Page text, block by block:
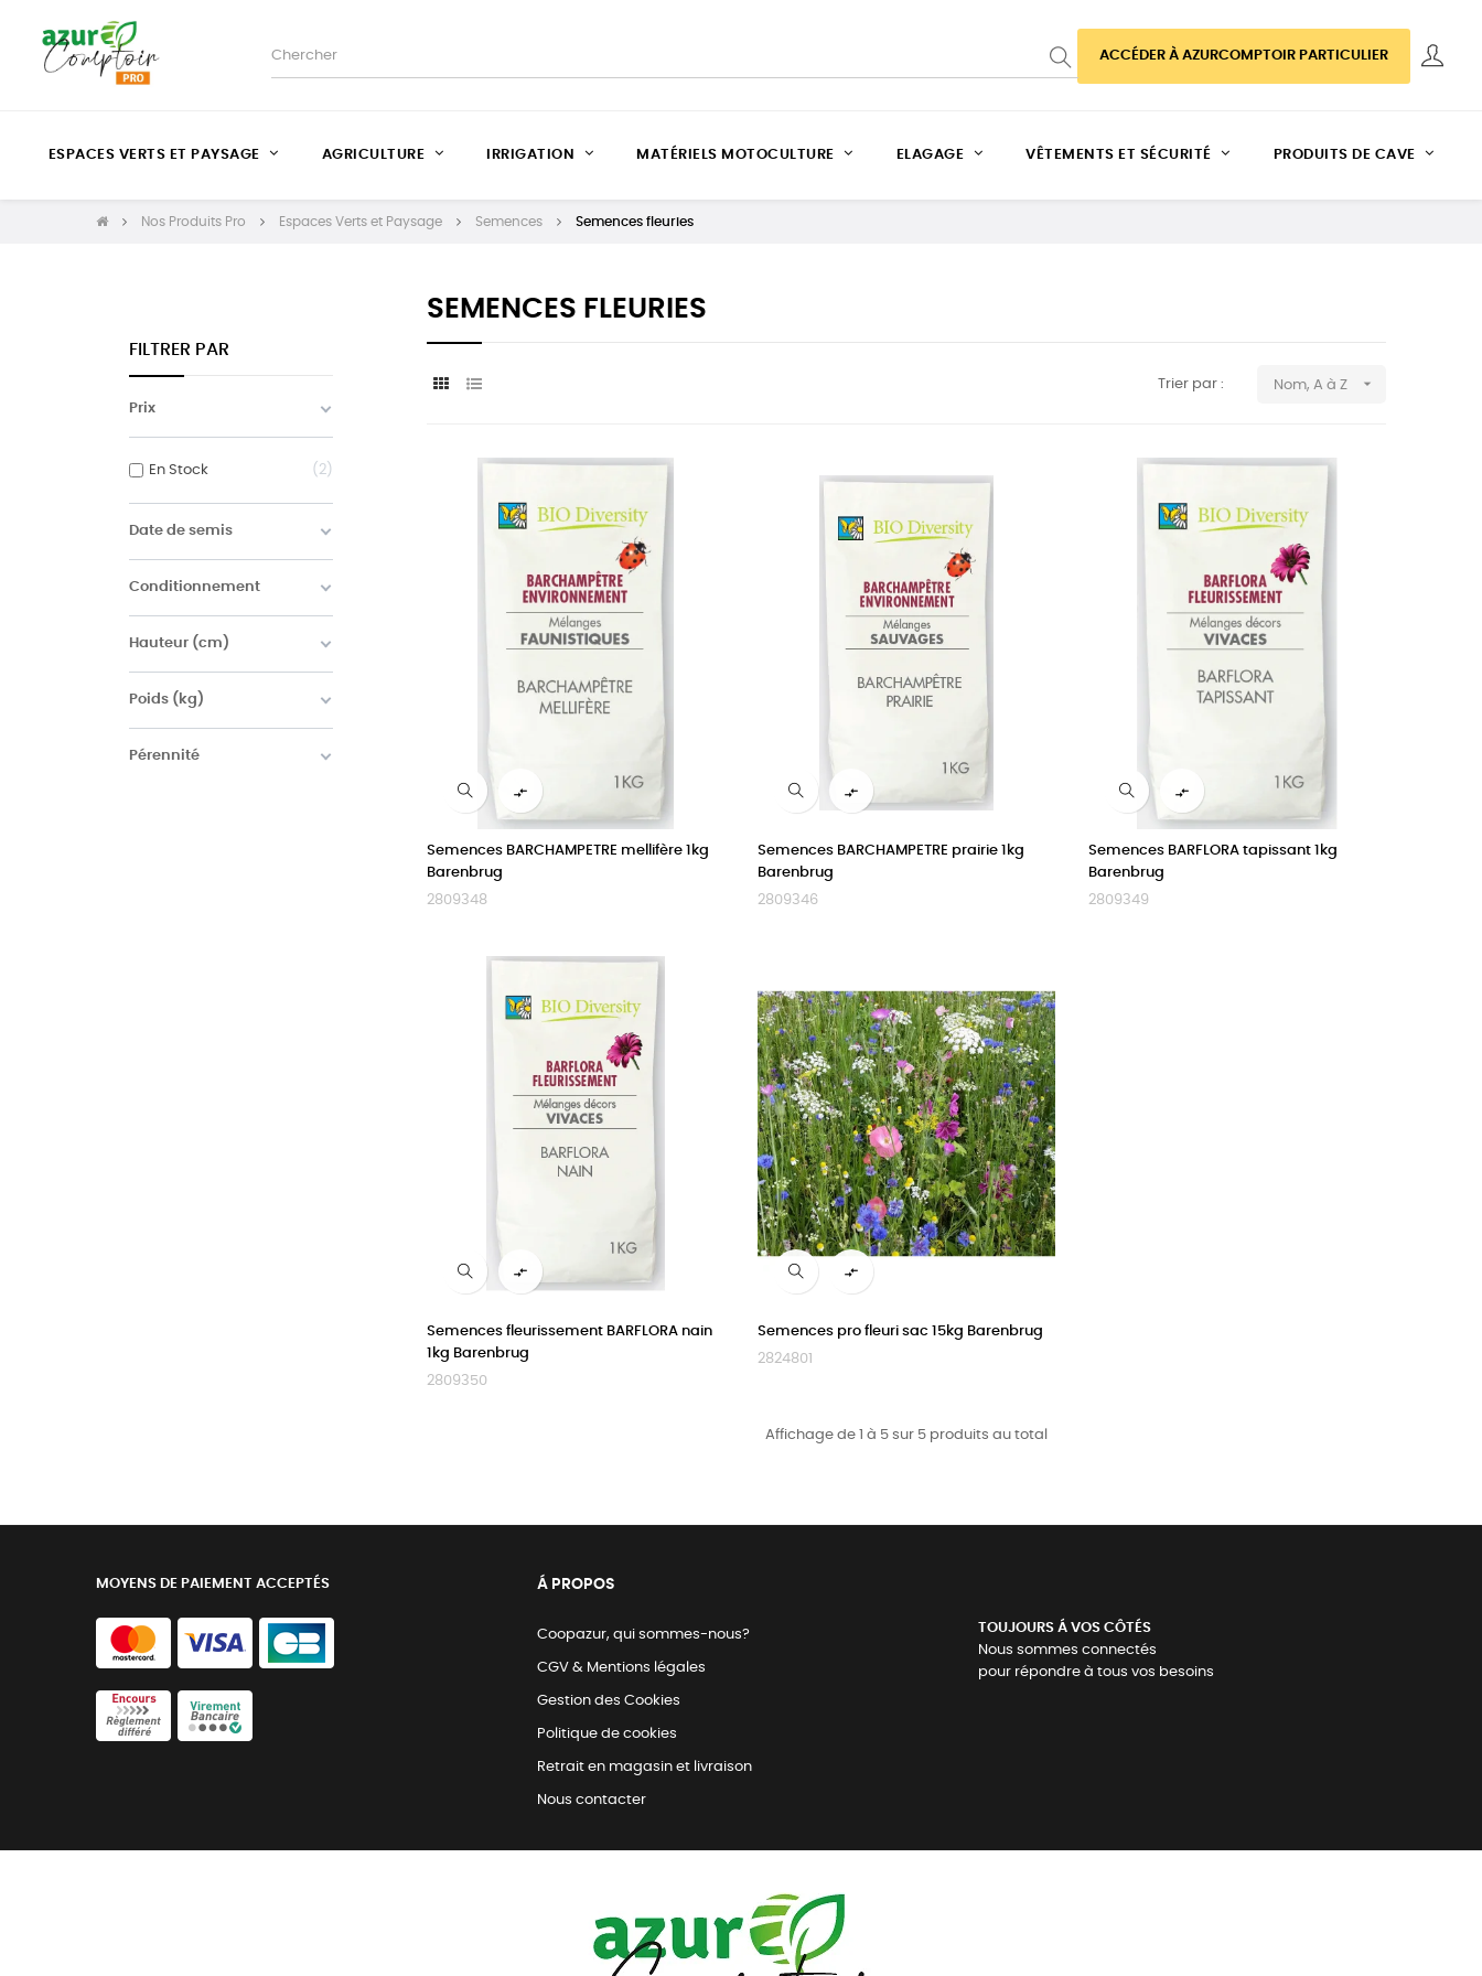
ACCÉDER À AZURCOMPTOIR PARTICULIER
ESPACES VERTS ET PAYSAGE AGRICULTURE IRRIGATION MATÉRIELS MOTOCULTURE ELAGAGE VÊTEMENTS ET SÉCURITÉ PRODUITS DE CAVE
Nos Produits Pro Espaces Verts et Paysage Semences Semences fleuries
FILTRER PAR
Prix
En Stock 2
Date de semis
Conditionnement
Hauteur (cm)
Poids (kg)
Pérennité
SEMENCES FLEURIES
Trier par : Nom, A à Z 

Semences BARCHAMPETRE mellifère 1kg
Barenbrug
2809348

Semences BARCHAMPETRE prairie 1kg
Barenbrug
2809346

Semences BARFLORA tapissant 1kg
Barenbrug
2809349

Semences fleurissement BARFLORA nain
1kg Barenbrug
2809350

Semences pro fleuri sac 15kg Barenbrug
2824801
Affichage de 1 à 5 sur 5 produits au total
MOYENS DE PAIEMENT ACCEPTÉS Á PROPOS
Coopazur, qui sommes-nous?
CGV & Mentions légales
Gestion des Cookies
Politique de cookies
Retrait en magasin et livraison
Nous contacter
TOUJOURS Á VOS CÔTÉS
Nous sommes connectés
pour répondre à tous vos besoins